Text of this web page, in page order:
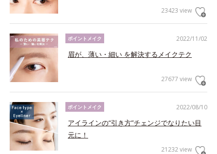
23423 view
2022/11/02
ポイントメイク
眉が、薄い・細い を解決するメイクテク
27677 view
2022/08/10
ポイントメイク
アイラインの“引き方”チェンジでなりたい目
元に！
21232 view